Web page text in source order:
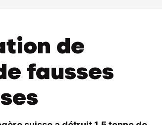
de
fausses